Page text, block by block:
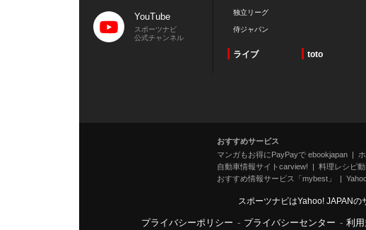
YouTube
スポーツナビ
公式チャンネル
独立リーグ
侍ジャパン
ライブ toto
おすすめサービス
マンガもお得にPayPayで ebookjapan
自動車情報サイトcarview!
料理レシピ
おすすめ情報サービス「mybest」
スポーツナビはYahoo! JAPANの
プライバシーポリシー - プライバシーセンター - 利